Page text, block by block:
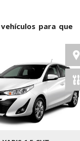
4,475
1,830
210
para que